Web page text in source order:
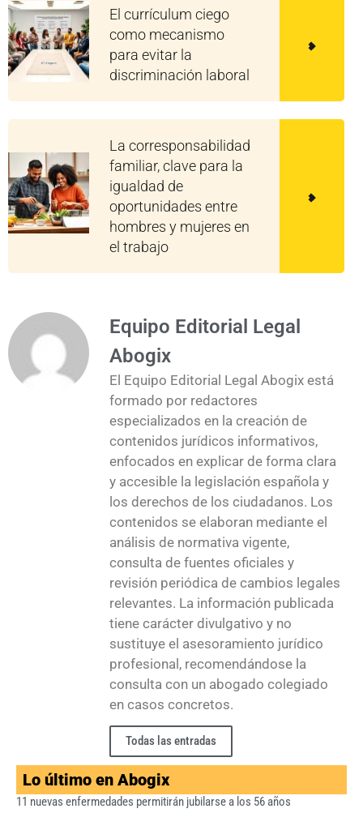
El currículum ciego
como mecanismo
para evitar la
discriminación laboral
La corresponsabilidad
familiar, clave para la
igualdad de
oportunidades entre
hombres y mujeres en
el trabajo
Equipo Editorial Legal
Abogix
El Equipo Editorial Legal Abogix está
formado por redactores
especializados en la creación de
contenidos jurídicos informativos,
enfocados en explicar de forma clara
y accesible la legislación española y
los derechos de los ciudadanos. Los
contenidos se elaboran mediante el
análisis de normativa vigente,
consulta de fuentes oficiales y
revisión periódica de cambios legales
relevantes. La información publicada
tiene carácter divulgativo y no
sustituye el asesoramiento jurídico
profesional, recomendándose la
consulta con un abogado colegiado
en casos concretos.
Todas las entradas
Lo último en Abogix
11 nuevas enfermedades permitirán jubilarse a los 56 años